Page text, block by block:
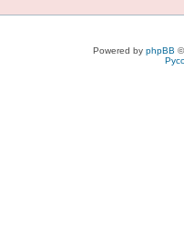
Powered by phpBB